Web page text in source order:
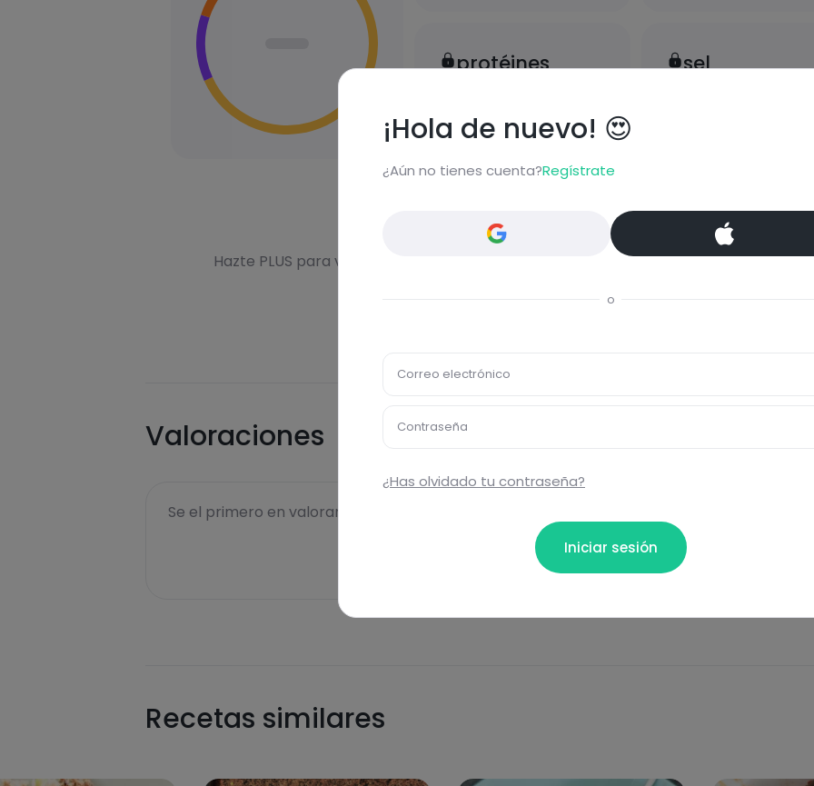
protéines sel
Desbloquear información
Hazte PLUS para ver la información nutricional de las recetas, y desbloquear
Pásate al PLUS
Valoraciones
Se el primero en valorar esta receta...
Comentar
Recetas similares
¡Hola de nuevo! 😍
¿Aún no tienes cuenta?Regístrate
o
Correo electrónico
Contraseña
¿Has olvidado tu contraseña?
Iniciar sesión